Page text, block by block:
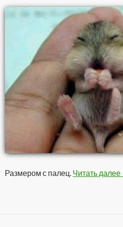
Размером с палец. Читать далее